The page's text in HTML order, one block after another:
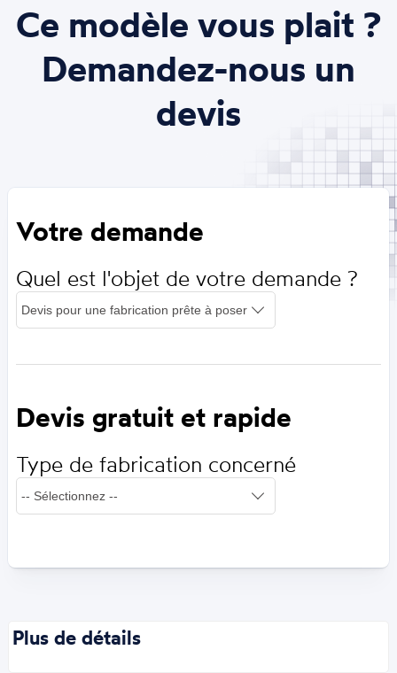
Ce modèle vous plait ?
Demandez-nous un
devis
Votre demande
Quel est l'objet de votre demande ?
Devis gratuit et rapide
Type de fabrication concerné
Plus de détails